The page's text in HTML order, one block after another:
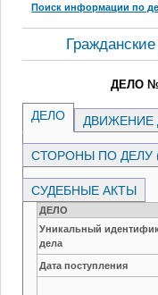
Поиск информации по
ДЕЛО №
ДЕЛО ДВИЖЕНИЕ
СТОРОНЫ ПО ДЕЛУ
СУДЕБНЫЕ АКТЫ
ДЕЛО
Уникальный
дела
Дата поступления